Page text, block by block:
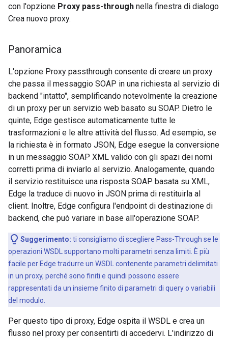
con l'opzione Proxy pass-through nella finestra di dialogo
Crea nuovo proxy.
Panoramica
L'opzione Proxy passthrough consente di creare un proxy
che passa il messaggio SOAP in una richiesta al servizio di
backend "intatto", semplificando notevolmente la creazione
di un proxy per un servizio web basato su SOAP. Dietro le
quinte, Edge gestisce automaticamente tutte le
trasformazioni e le altre attività del flusso. Ad esempio, se
la richiesta è in formato JSON, Edge esegue la conversione
in un messaggio SOAP XML valido con gli spazi dei nomi
corretti prima di inviarlo al servizio. Analogamente, quando
il servizio restituisce una risposta SOAP basata su XML,
Edge la traduce di nuovo in JSON prima di restituirla al
client. Inoltre, Edge configura l'endpoint di destinazione di
backend, che può variare in base all'operazione SOAP.
Suggerimento: ti consigliamo di scegliere Pass-Through se le
operazioni WSDL supportano molti parametri senza limiti. È più
facile per Edge tradurre un WSDL contenente parametri delimitati
in un proxy, perché sono finiti e quindi possono essere
rappresentati da un insieme finito di parametri di query o variabili
del modulo.
Per questo tipo di proxy, Edge ospita il WSDL e crea un
flusso nel proxy per consentirti di accedervi. L'indirizzo di